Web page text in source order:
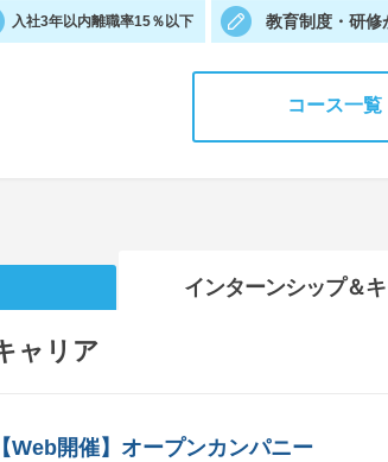
入社3年以内離職率15％以下 教育制度・研修
コース一覧
インターンシップ＆
ャリア
【Web開催】オープンカンパニー